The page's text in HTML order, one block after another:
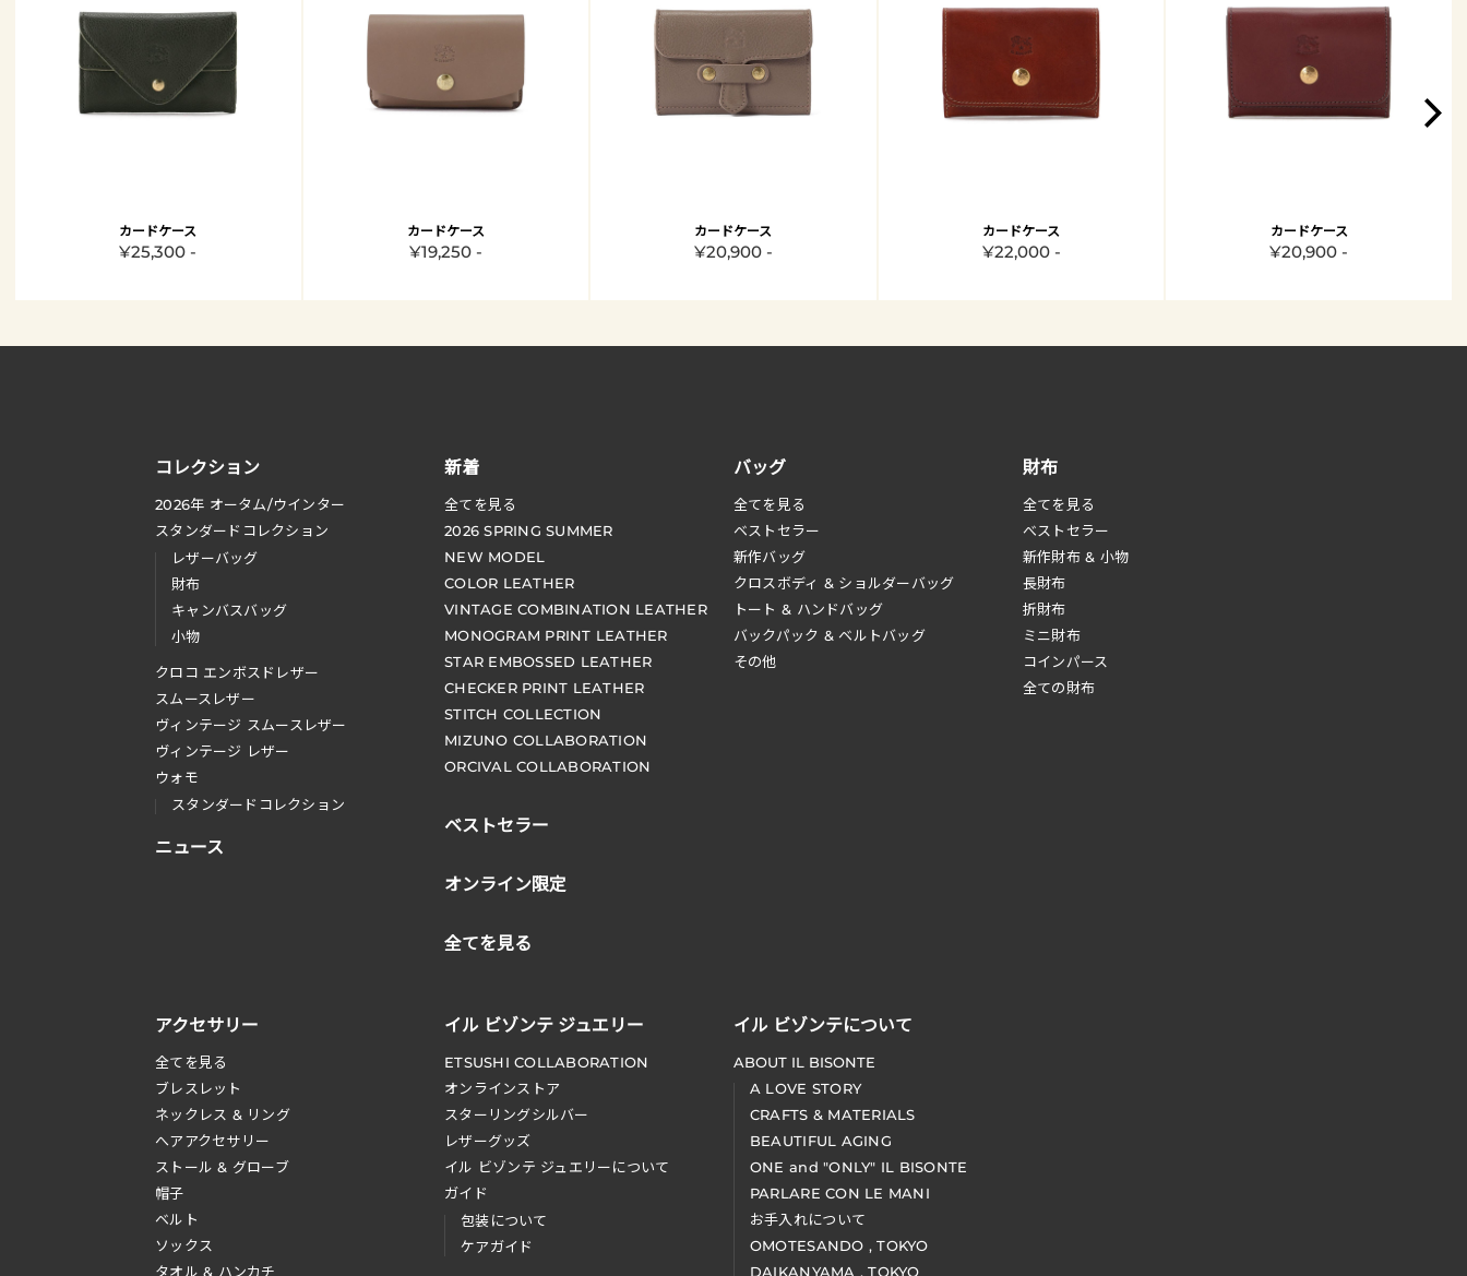
カードケース
¥25,300 -
カードケース
¥19,250 -
カードケース
¥20,900 -
カードケース
¥22,000 -
カードケース
¥20,900 -
コレクション
2026年 オータム/ウインター
スタンダードコレクション
レザーバッグ
財布
キャンバスバッグ
小物
クロコ エンボスドレザー
スムースレザー
ヴィンテージ スムースレザー
ヴィンテージ レザー
ウォモ
スタンダードコレクション
ニュース
新着
全てを見る
2026 SPRING SUMMER
NEW MODEL
COLOR LEATHER
VINTAGE COMBINATION LEATHER
MONOGRAM PRINT LEATHER
STAR EMBOSSED LEATHER
CHECKER PRINT LEATHER
STITCH COLLECTION
MIZUNO COLLABORATION
ORCIVAL COLLABORATION
ベストセラー
オンライン限定
全てを見る
財布
全てを見る
べストセラー
新作財布 & 小物
長財布
折財布
ミニ財布
コインパース
全ての財布
バッグ
全てを見る
ベストセラー
新作バッグ
クロスボディ & ショルダーバッグ
トート & ハンドバッグ
バックパック & ベルトバッグ
その他
アクセサリー
全てを見る
ブレスレット
ネックレス & リング
へアアクセサリー
ストール & グローブ
帽子
ベルト
ソックス
タオル & ハンカチ
イル ビゾンテ ジュエリー
ETSUSHI COLLABORATION
オンラインストア
スターリングシルバー
レザーグッズ
イル ビゾンテ ジュエリーについて
ガイド
包装について
ケアガイド
イル ビゾンテについて
ABOUT IL BISONTE
A LOVE STORY
CRAFTS & MATERIALS
BEAUTIFUL AGING
ONE and "ONLY" IL BISONTE
PARLARE CON LE MANI
お手入れについて
OMOTESANDO , TOKYO
DAIKANYAMA , TOKYO